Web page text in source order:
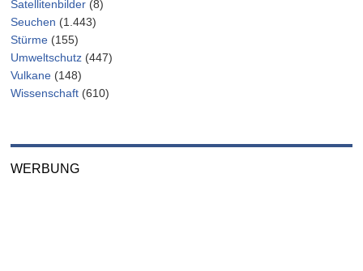
Satellitenbilder (8)
Seuchen (1.443)
Stürme (155)
Umweltschutz (447)
Vulkane (148)
Wissenschaft (610)
WERBUNG